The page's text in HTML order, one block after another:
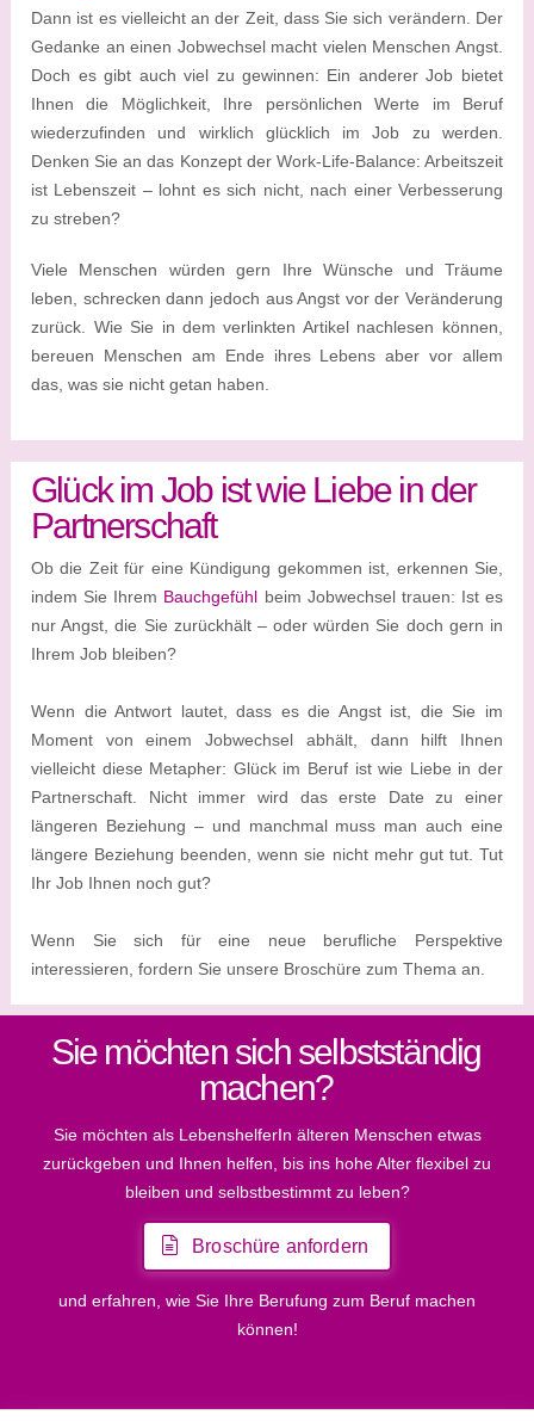
Dann ist es vielleicht an der Zeit, dass Sie sich verändern. Der
Gedanke an einen Jobwechsel macht vielen Menschen Angst.
Doch es gibt auch viel zu gewinnen: Ein anderer Job bietet
Ihnen die Möglichkeit, Ihre persönlichen Werte im Beruf
wiederzufinden und wirklich glücklich im Job zu werden.
Denken Sie an das Konzept der Work-Life-Balance: Arbeitszeit
ist Lebenszeit – lohnt es sich nicht, nach einer Verbesserung
zu streben?
Viele Menschen würden gern Ihre Wünsche und Träume
leben, schrecken dann jedoch aus Angst vor der Veränderung
zurück. Wie Sie in dem verlinkten Artikel nachlesen können,
bereuen Menschen am Ende ihres Lebens aber vor allem
das, was sie nicht getan haben.
Glück im Job ist wie Liebe in der
Partnerschaft
Ob die Zeit für eine Kündigung gekommen ist, erkennen Sie,
indem Sie Ihrem Bauchgefühl beim Jobwechsel trauen: Ist es
nur Angst, die Sie zurückhält – oder würden Sie doch gern in
Ihrem Job bleiben?
Wenn die Antwort lautet, dass es die Angst ist, die Sie im
Moment von einem Jobwechsel abhält, dann hilft Ihnen
vielleicht diese Metapher: Glück im Beruf ist wie Liebe in der
Partnerschaft. Nicht immer wird das erste Date zu einer
längeren Beziehung – und manchmal muss man auch eine
längere Beziehung beenden, wenn sie nicht mehr gut tut. Tut
Ihr Job Ihnen noch gut?
Wenn Sie sich für eine neue berufliche Perspektive
interessieren, fordern Sie unsere Broschüre zum Thema an.
Sie möchten sich selbstständig
machen?
Sie möchten als LebenshelferIn älteren Menschen etwas
zurückgeben und Ihnen helfen, bis ins hohe Alter flexibel zu
bleiben und selbstbestimmt zu leben?
Broschüre anfordern
und erfahren, wie Sie Ihre Berufung zum Beruf machen
können!